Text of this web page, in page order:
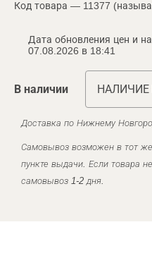
Код товара — 11377
Дата обновления цен и
07.08.2026 в 18:41
В наличии НАЛИЧИЕ
Доставка по Нижнему
Самовывоз возможен в тот
пункте выдачи. Если товара
самовывоз 1-2 дня.